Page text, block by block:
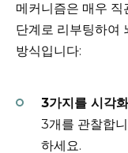
메커니즘은 매우 직
단계로 리부팅하여
방식입니다:
3가지를 시각
3개를 관찰합
하세요.